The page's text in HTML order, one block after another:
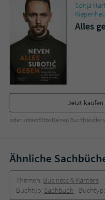
Sonja
Alles
Jetzt kaufen
oder unterstütze Deinen Buchhändler
Ähnliche
Themen: Business & Karriere
Buchtyp: Sachbuch Buchtyp: